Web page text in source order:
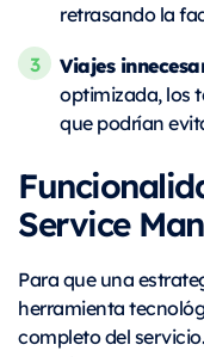
retrasando la
Viajes
optimizada, los
que podrían
Service
Para que una
herramienta
completo del